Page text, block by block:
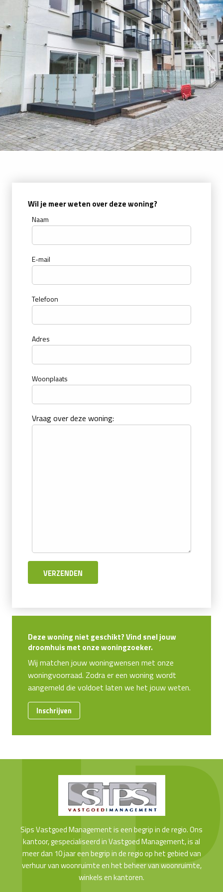
Wil je meer weten over deze woning?
Naam
E-mail
Telefoon
Adres
Woonplaats
Vraag over deze woning:
Deze woning niet geschikt? Vind snel jouw
droomhuis met onze woningzoeker.
Wij matchen jouw woningwensen met onze
woningvoorraad. Zodra er een woning wordt
aangemeld die voldoet laten we het jouw weten.
Inschrijven
Sips Vastgoed Management is een begrip in de regio. Ons
kantoor, gespecialiseerd in Vastgoed Management, is al
meer dan 10 jaar een begrip in de regio op het gebied van
verhuur van woonruimte en het beheer van woonruimte,
winkels en kantoren.